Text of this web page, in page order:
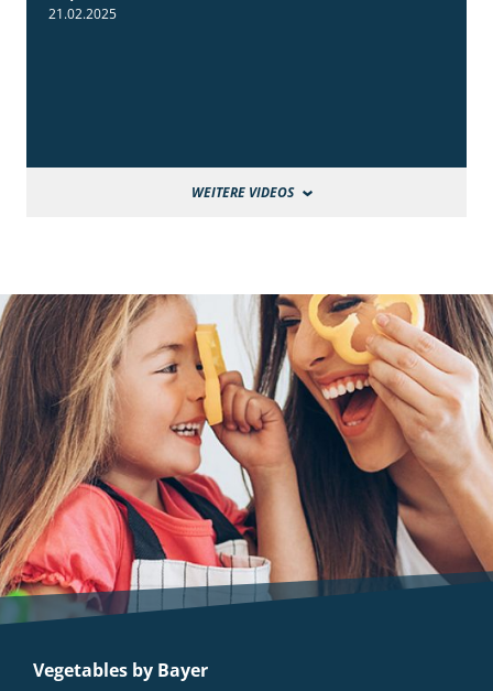
21.02.2025
WEITERE VIDEOS
Vegetables by Bayer